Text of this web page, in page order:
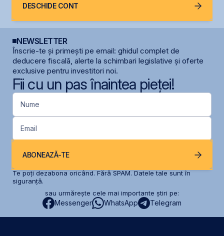
DESCHIDE CONT
NEWSLETTER
Înscrie-te și primești pe email: ghidul complet de
deducere fiscală, alerte la schimbari legislative și oferte
exclusive pentru investitori noi.
Fii cu un pas înaintea pieței!
Nume
Email
ABONEAZĂ-TE
Te poți dezabona oricând. Fără SPAM. Datele tale sunt în
siguranță.
sau urmărește cele mai importante știri pe:
Messenger WhatsApp Telegram